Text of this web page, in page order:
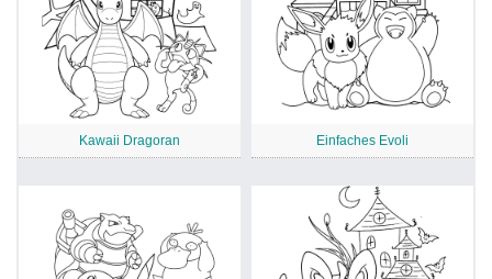
Kawaii Dragoran Einfaches Evoli